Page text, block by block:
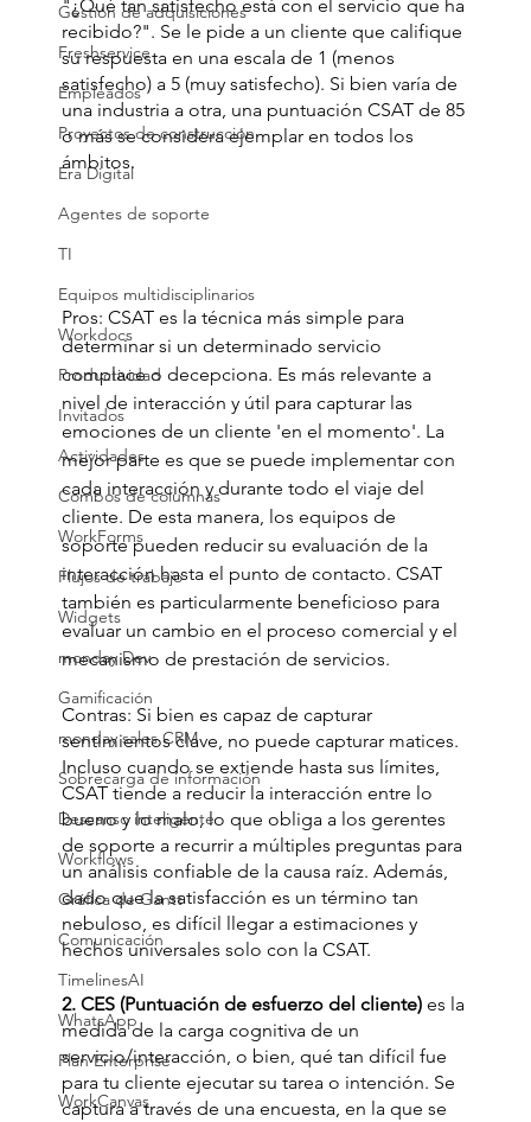
Gestión de adquisiciones
Freshservice
Empleados
Proyectos de construcción
Era Digital
Agentes de soporte
TI
Equipos multidisciplinarios
Workdocs
Productividad
Invitados
Actividades
Combos de columnas
WorkForms
Flujos de trabajo
Widgets
monday Dev
Gamificación
monday sales CRM
Sobrecarga de información
Descanso inteligente
Workflows
Gráfica de Gantt
Comunicación
TimelinesAI
WhatsApp
Plan Enterprise
WorkCanvas
"¿Qué tan satisfecho está con el servicio que ha
recibido?". Se le pide a un cliente que califique
su respuesta en una escala de 1 (menos
satisfecho) a 5 (muy satisfecho). Si bien varía de
una industria a otra, una puntuación CSAT de 85
o más se considera ejemplar en todos los
ámbitos.
Pros: CSAT es la técnica más simple para
determinar si un determinado servicio
complace o decepciona. Es más relevante a
nivel de interacción y útil para capturar las
emociones de un cliente 'en el momento'. La
mejor parte es que se puede implementar con
cada interacción y durante todo el viaje del
cliente. De esta manera, los equipos de
soporte pueden reducir su evaluación de la
interacción hasta el punto de contacto. CSAT
también es particularmente beneficioso para
evaluar un cambio en el proceso comercial y el
mecanismo de prestación de servicios.
Contras: Si bien es capaz de capturar
sentimientos clave, no puede capturar matices.
Incluso cuando se extiende hasta sus límites,
CSAT tiende a reducir la interacción entre lo
bueno y lo malo, lo que obliga a los gerentes
de soporte a recurrir a múltiples preguntas para
un análisis confiable de la causa raíz. Además,
dado que la satisfacción es un término tan
nebuloso, es difícil llegar a estimaciones y
hechos universales solo con la CSAT.
2. CES (Puntuación de esfuerzo del cliente) es la
medida de la carga cognitiva de un
servicio/interacción, o bien, qué tan difícil fue
para tu cliente ejecutar su tarea o intención. Se
captura a través de una encuesta, en la que se